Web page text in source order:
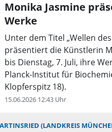
Monika Jasmine
Werke
Unter dem Titel „Wellen
präsentiert die Künstlerin
bis Dienstag, 7. Juli, ihre
Planck-Institut für
Klopferspitz 18).
15.06.2026 12:43 Uhr
(LANDKREIS